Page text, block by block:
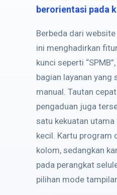
berorientasi pada
Berbeda dari
ini menghadirkan
kunci seperti
bagian layanan yang
manual. Tautan
pengaduan juga
satu kekuatan
kecil. Kartu program
kolom, sedangkan
pada perangkat
pilihan mode